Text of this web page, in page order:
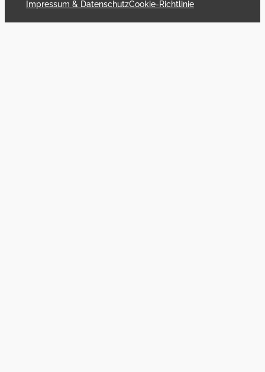
Impressum & DatenschutzCookie-Richtlinie